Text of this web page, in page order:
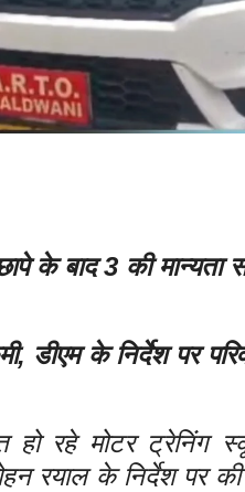
के बाद 3 की
डीएम के निर्देश पर
रहे मोटर ट्रेनिंग
रयाल के निर्देश पर की